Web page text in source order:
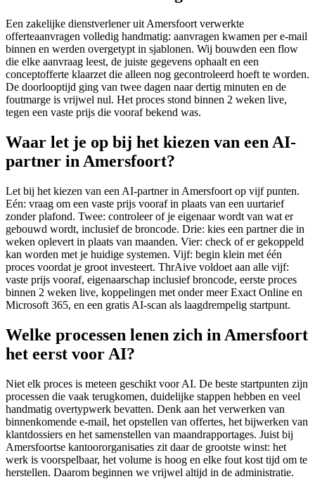
Een zakelijke dienstverlener uit Amersfoort verwerkte
offerteaanvragen volledig handmatig: aanvragen kwamen per e-mail
binnen en werden overgetypt in sjablonen. Wij bouwden een flow
die elke aanvraag leest, de juiste gegevens ophaalt en een
conceptofferte klaarzet die alleen nog gecontroleerd hoeft te worden.
De doorlooptijd ging van twee dagen naar dertig minuten en de
foutmarge is vrijwel nul. Het proces stond binnen 2 weken live,
tegen een vaste prijs die vooraf bekend was.
Waar let je op bij het kiezen van een AI-
partner in Amersfoort?
Let bij het kiezen van een AI-partner in Amersfoort op vijf punten.
Eén: vraag om een vaste prijs vooraf in plaats van een uurtarief
zonder plafond. Twee: controleer of je eigenaar wordt van wat er
gebouwd wordt, inclusief de broncode. Drie: kies een partner die in
weken oplevert in plaats van maanden. Vier: check of er gekoppeld
kan worden met je huidige systemen. Vijf: begin klein met één
proces voordat je groot investeert. ThrAive voldoet aan alle vijf:
vaste prijs vooraf, eigenaarschap inclusief broncode, eerste proces
binnen 2 weken live, koppelingen met onder meer Exact Online en
Microsoft 365, en een gratis AI-scan als laagdrempelig startpunt.
Welke processen lenen zich in Amersfoort
het eerst voor AI?
Niet elk proces is meteen geschikt voor AI. De beste startpunten zijn
processen die vaak terugkomen, duidelijke stappen hebben en veel
handmatig overtypwerk bevatten. Denk aan het verwerken van
binnenkomende e-mail, het opstellen van offertes, het bijwerken van
klantdossiers en het samenstellen van maandrapportages. Juist bij
Amersfoortse kantoororganisaties zit daar de grootste winst: het
werk is voorspelbaar, het volume is hoog en elke fout kost tijd om te
herstellen. Daarom beginnen we vrijwel altijd in de administratie.